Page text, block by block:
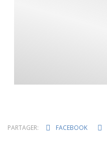
PARTAGER: FACEBOOK